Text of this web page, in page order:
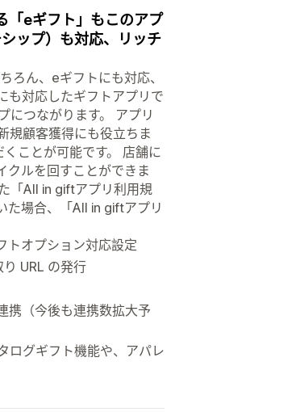
「eギフト」もこのアプ
ップ）も対応、リッチ
ろん、eギフトにも対応、
も対応したギフトアプリで
につながります。 アプリ
規顧客獲得にも役立ちま
ことが可能です。 店舗に
ルを回すことができま
「All in giftアプリ利用規
た場合、「All in giftアプリ
トオプション対応設定
URL の発行
携（今後も連携数拡大予
ログギフト機能や、アパレ